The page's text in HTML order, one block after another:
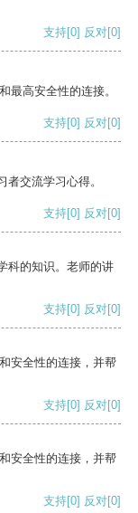
支持[0] 反对[0]
最高安全性的连接。
支持[0] 反对[0]
交流学习心得。
支持[0] 反对[0]
科的知识。老师的讲
支持[0] 反对[0]
安全性的连接，并帮
支持[0] 反对[0]
安全性的连接，并帮
支持[0] 反对[0]